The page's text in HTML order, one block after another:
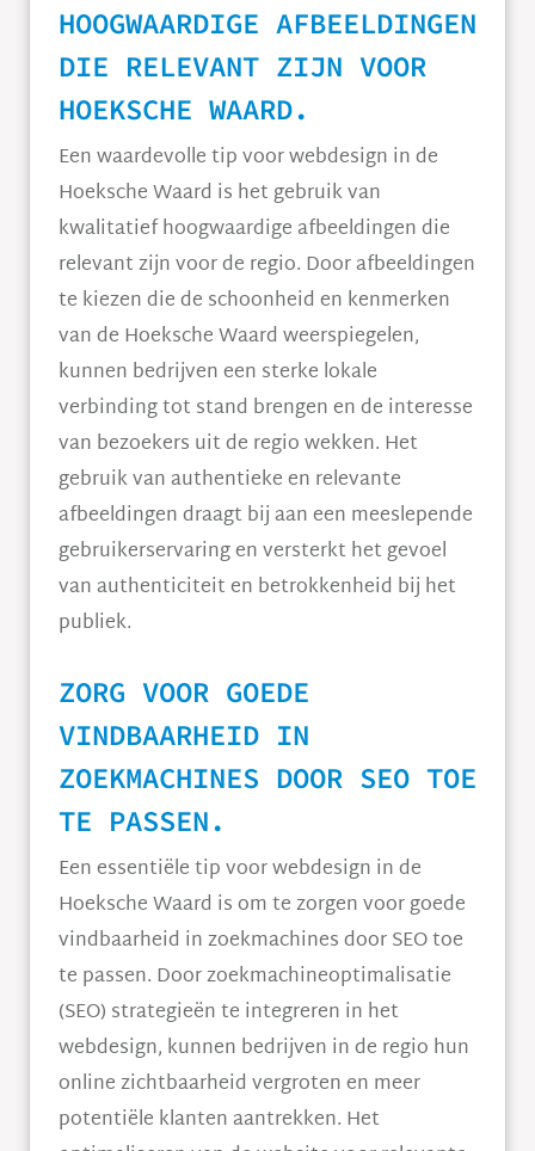
HOOGWAARDIGE AFBEELDINGEN
DIE RELEVANT ZIJN VOOR
HOEKSCHE WAARD.
Een waardevolle tip voor webdesign in de
Hoeksche Waard is het gebruik van
kwalitatief hoogwaardige afbeeldingen die
relevant zijn voor de regio. Door afbeeldingen
te kiezen die de schoonheid en kenmerken
van de Hoeksche Waard weerspiegelen,
kunnen bedrijven een sterke lokale
verbinding tot stand brengen en de interesse
van bezoekers uit de regio wekken. Het
gebruik van authentieke en relevante
afbeeldingen draagt bij aan een meeslepende
gebruikerservaring en versterkt het gevoel
van authenticiteit en betrokkenheid bij het
publiek.
ZORG VOOR GOEDE
VINDBAARHEID IN
ZOEKMACHINES DOOR SEO TOE
TE PASSEN.
Een essentiële tip voor webdesign in de
Hoeksche Waard is om te zorgen voor goede
vindbaarheid in zoekmachines door SEO toe
te passen. Door zoekmachineoptimalisatie
(SEO) strategieën te integreren in het
webdesign, kunnen bedrijven in de regio hun
online zichtbaarheid vergroten en meer
potentiële klanten aantrekken. Het